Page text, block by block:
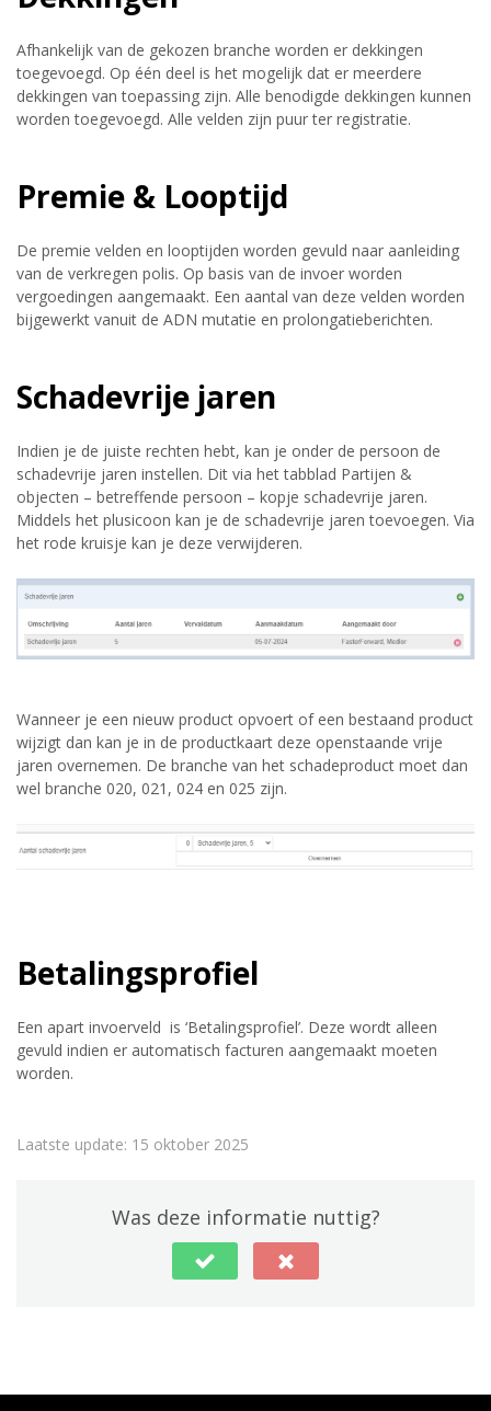
Afhankelijk van de gekozen branche worden er dekkingen
toegevoegd. Op één deel is het mogelijk dat er meerdere
dekkingen van toepassing zijn. Alle benodigde dekkingen kunnen
worden toegevoegd. Alle velden zijn puur ter registratie.
Premie & Looptijd
De premie velden en looptijden worden gevuld naar aanleiding
van de verkregen polis. Op basis van de invoer worden
vergoedingen aangemaakt. Een aantal van deze velden worden
bijgewerkt vanuit de ADN mutatie en prolongatieberichten.
Schadevrije jaren
Indien je de juiste rechten hebt, kan je onder de persoon de
schadevrije jaren instellen. Dit via het tabblad Partijen &
objecten – betreffende persoon – kopje schadevrije jaren.
Middels het plusicoon kan je de schadevrije jaren toevoegen. Via
het rode kruisje kan je deze verwijderen.
Wanneer je een nieuw product opvoert of een bestaand product
wijzigt dan kan je in de productkaart deze openstaande vrije
jaren overnemen. De branche van het schadeproduct moet dan
wel branche 020, 021, 024 en 025 zijn.
Betalingsprofiel
Een apart invoerveld is ‘Betalingsprofiel’. Deze wordt alleen
gevuld indien er automatisch facturen aangemaakt moeten
worden.
Laatste update: 15 oktober 2025
Was deze informatie nuttig?